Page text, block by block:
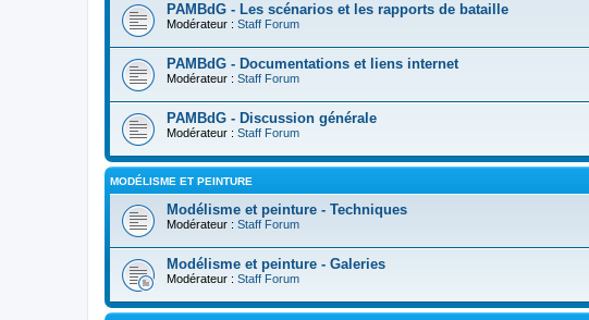
PAMBdG - Les scénarios et les rapports de bataille
Modérateur : Staff Forum
PAMBdG - Documentations et liens internet
Modérateur : Staff Forum
PAMBdG - Discussion générale
Modérateur : Staff Forum
MODÉLISME ET PEINTURE
Modélisme et peinture - Techniques
Modérateur : Staff Forum
Modélisme et peinture - Galeries
Modérateur : Staff Forum